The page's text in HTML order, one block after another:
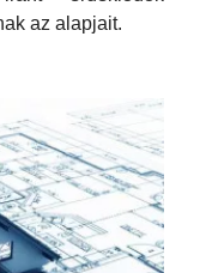
az alapjait.